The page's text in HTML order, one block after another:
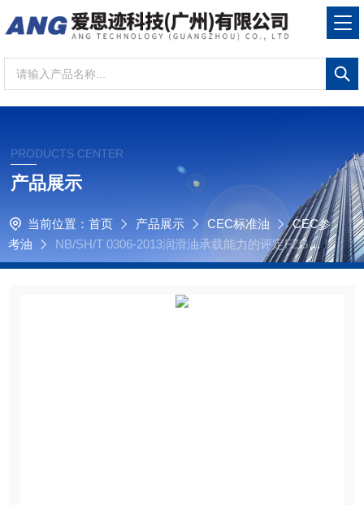
PRODUCTS CENTER
产品展示
当前位置： 首页 产品展示 CEC标准油
CEC参
考油
NB/SH/T 0306-2013润滑油承载能力的评定FZG目
测法，RL 219